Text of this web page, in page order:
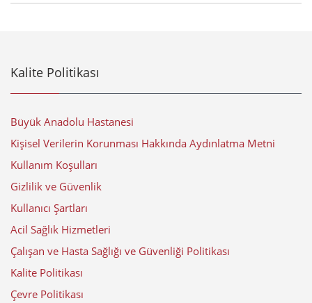
Kalite Politikası
Büyük Anadolu Hastanesi
Kişisel Verilerin Korunması Hakkında Aydınlatma Metni
Kullanım Koşulları
Gizlilik ve Güvenlik
Kullanıcı Şartları
Acil Sağlık Hizmetleri
Çalışan ve Hasta Sağlığı ve Güvenliği Politikası
Kalite Politikası
Çevre Politikası